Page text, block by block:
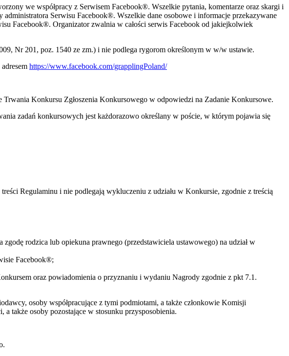
we współpracy z Serwisem Facebook®. Wszelkie pytania, komentarze oraz skargi i
Serwisu Facebook®. Wszelkie dane osobowe i informacje przekazywane
Facebook®. Organizator zwalnia w całości serwis Facebook od jakiejkolwiek
Nr 201, poz. 1540 ze zm.) i nie podlega rygorom określonym w w/w ustawie.
https://www.facebook.com/grapplingPoland/
Konkursu Zgłoszenia Konkursowego w odpowiedzi na Zadanie Konkursowe.
zadań konkursowych jest każdorazowo określany w poście, w którym pojawia się
Regulaminu i nie podlegają wykluczeniu z udziału w Konkursie, zgodnie z treścią
rodzica lub opiekuna prawnego (przedstawiciela ustawowego) na udział w
Facebook®;
oraz powiadomienia o przyznaniu i wydaniu Nagrody zgodnie z pkt 7.1.
osoby współpracujące z tymi podmiotami, a także członkowie Komisji
także osoby pozostające w stosunku przysposobienia.